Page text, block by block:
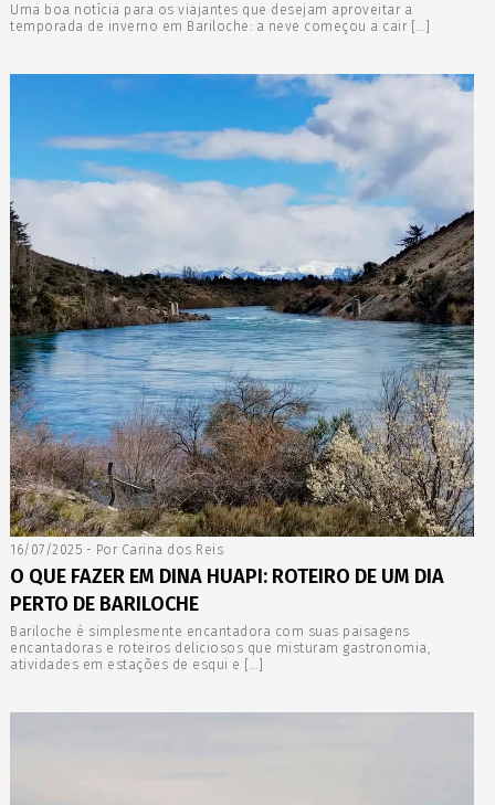
Uma boa notícia para os viajantes que desejam aproveitar a
temporada de inverno em Bariloche: a neve começou a cair […]
16/07/2025 - Por Carina dos Reis
O QUE FAZER EM DINA HUAPI: ROTEIRO DE UM DIA
PERTO DE BARILOCHE
Bariloche é simplesmente encantadora com suas paisagens
encantadoras e roteiros deliciosos que misturam gastronomia,
atividades em estações de esqui e […]